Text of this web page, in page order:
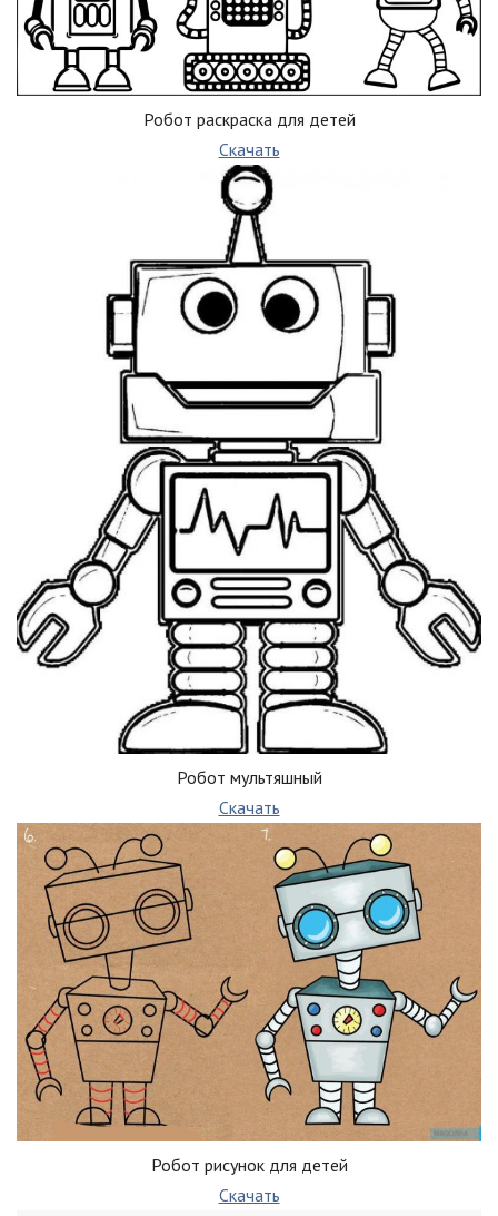
Робот раскраска для детей
Скачать
Робот мультяшный
Скачать
Робот рисунок для детей
Скачать